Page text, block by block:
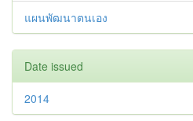
แผนพัฒนาตนเอง
Date issued
2014